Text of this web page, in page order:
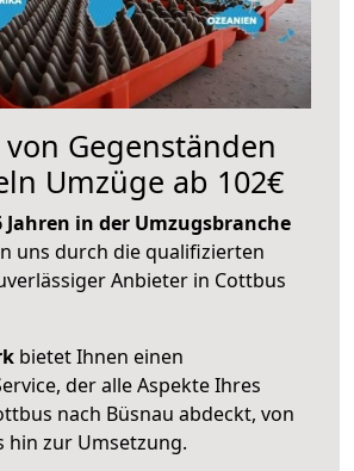
Gegenständen
Umzüge ab 102€
Jahren in der Umzugsbranche
uns durch die qualifizierten
Anbieter in Cottbus
bietet Ihnen einen
der alle Aspekte Ihres
nach Büsnau abdeckt, von
hin zur Umsetzung.